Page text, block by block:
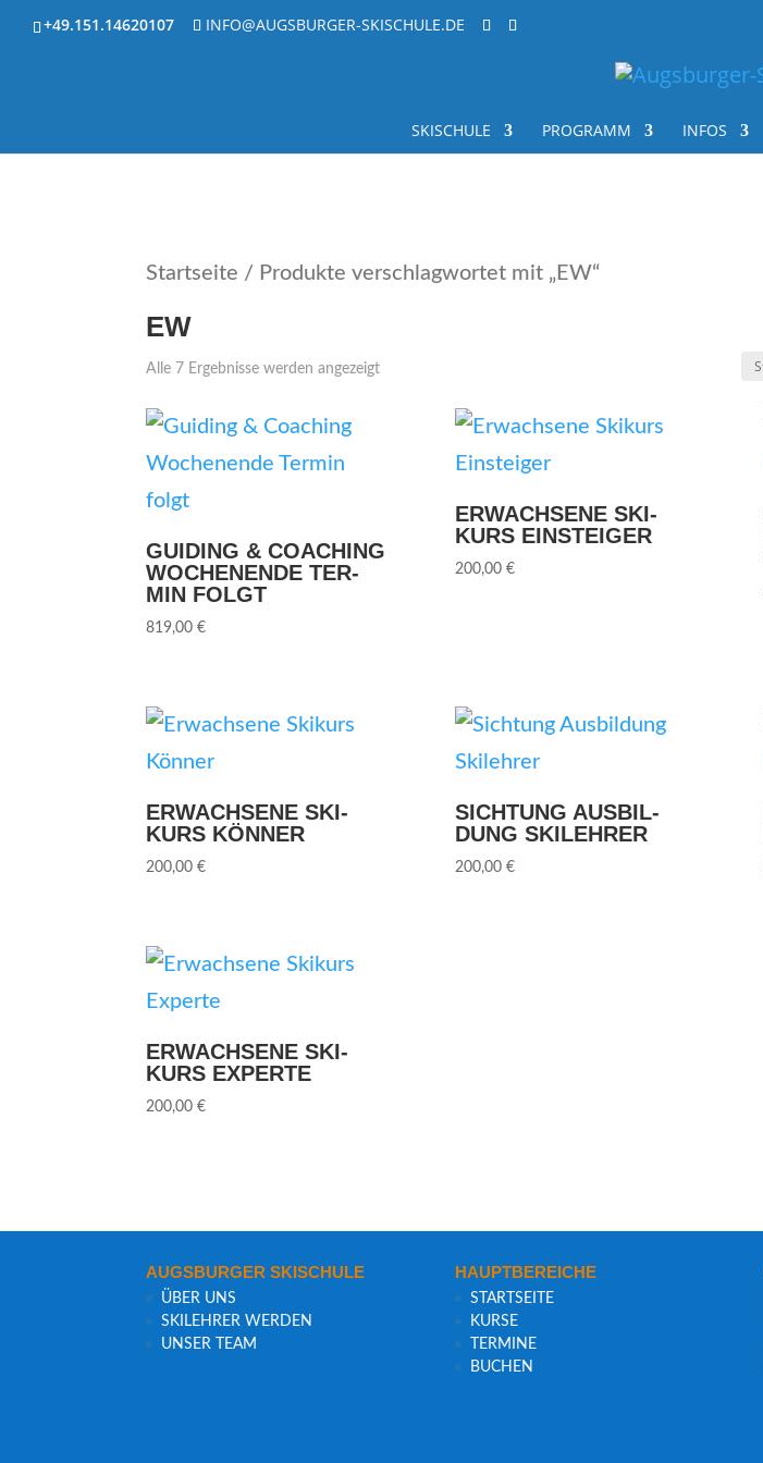
+49.151.14620107 INFO@AUGSBURGER-SKISCHULE.DE
SKI­SCHU­LE PRO­GRAMM INFOS
Startseite / Produkte verschlagwortet mit „EW“
EW
Alle 7 Ergebnisse werden angezeigt
GUI­DING & COA­CHING
WOCHEN­EN­DE TER­
MIN FOLGT
819,00€
ERWACH­SE­NE SKI­
KURS EINSTEIGER
200,00 €
ERWACH­SE­NE SKI­
KURS KÖNNER
200,00€
SICH­TUNG AUS­BIL­
DUNG SKILEHRER
200,00 €
ERWACH­SE­NE SKI­
KURS EXPERTE
200,00€
AUGS­BUR­GER SKISCHULE
ÜBER UNS
SKI­LEH­RER WERDEN
UNSER TEAM
HAUPT­BE­REI­CHE
START­SEI­TE
KUR­SE
TER­MI­NE
BUCHEN